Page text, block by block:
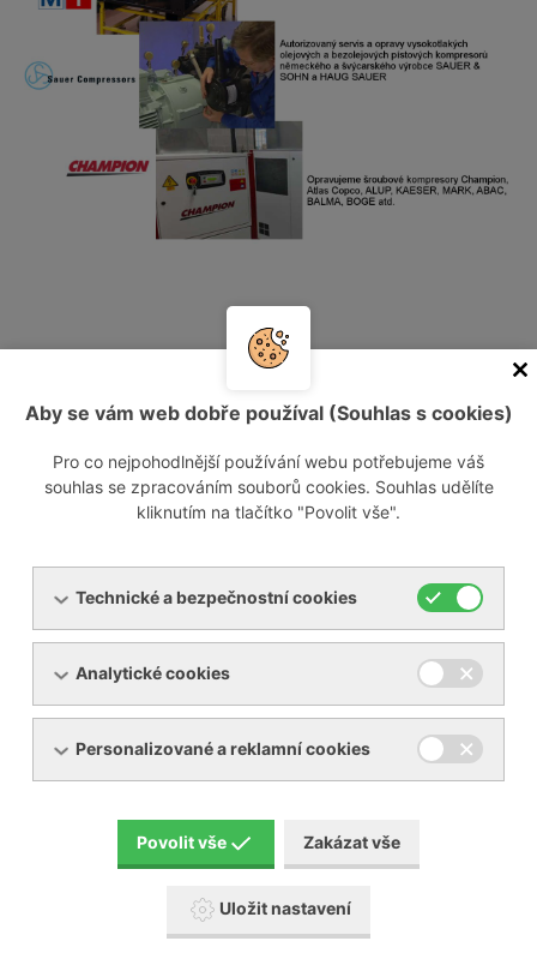
Informace o návštěvníkovi
Váš telefon:
Aby se vám web dobře používal (Souhlas s cookies)
Pro co nejpohodlnější používání webu potřebujeme váš
souhlas se zpracováním souborů cookies. Souhlas udělíte
kliknutím na tlačítko "Povolit vše".
Technické a bezpečnostní cookies
Analytické cookies
Personalizované a reklamní cookies
Povolit vše Zakázat vše
Uložit nastavení